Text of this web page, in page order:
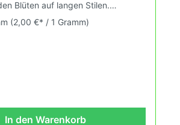
Blüten auf langen Stilen.
Schönheit für naturnahe Gärten. Die
sowohl in der Sonne als auch im
ehe sich Samen bilden.
(2,00 €* / 1 Gramm)
In den Warenkorb